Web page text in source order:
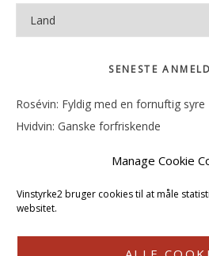
Manage Cookie
Vinstyrke2 bruger cookies til at måle
websitet.
SENESTE
Rosévin: Fyldig med en fornuftig syre
Hvidvin: Ganske forfriskende
Hvidvin: Smørfedme og tropisk
Rosévin: Blød, rund og sødladen